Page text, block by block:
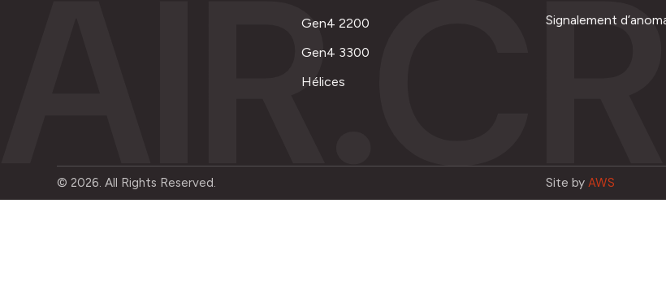
Gen4 2200
Gen4 3300
Hélices
Signalement
© 2026. All Rights Reserved. Site by AWS